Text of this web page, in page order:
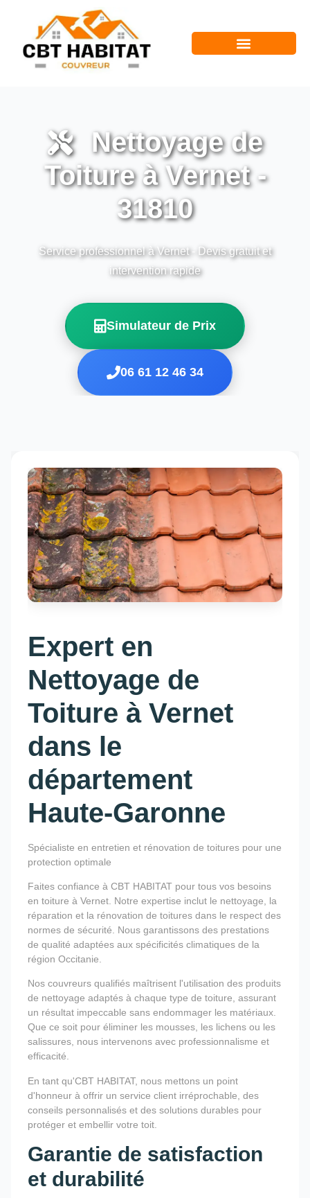
Nettoyage de
Toiture à Vernet -
31810
Service professionnel à Vernet - Devis gratuit et
intervention rapide
Simulateur de Prix
06 61 12 46 34
Expert en
Nettoyage de
Toiture à Vernet
dans le
département
Haute-Garonne
Spécialiste en entretien et rénovation de toitures pour une
protection optimale
Faites confiance à CBT HABITAT pour tous vos besoins
en toiture à Vernet. Notre expertise inclut le nettoyage, la
réparation et la rénovation de toitures dans le respect des
normes de sécurité. Nous garantissons des prestations
de qualité adaptées aux spécificités climatiques de la
région Occitanie.
Nos couvreurs qualifiés maîtrisent l'utilisation des produits
de nettoyage adaptés à chaque type de toiture, assurant
un résultat impeccable sans endommager les matériaux.
Que ce soit pour éliminer les mousses, les lichens ou les
salissures, nous intervenons avec professionnalisme et
efficacité.
En tant qu'CBT HABITAT, nous mettons un point
d'honneur à offrir un service client irréprochable, des
conseils personnalisés et des solutions durables pour
protéger et embellir votre toit.
Garantie de satisfaction
et durabilité